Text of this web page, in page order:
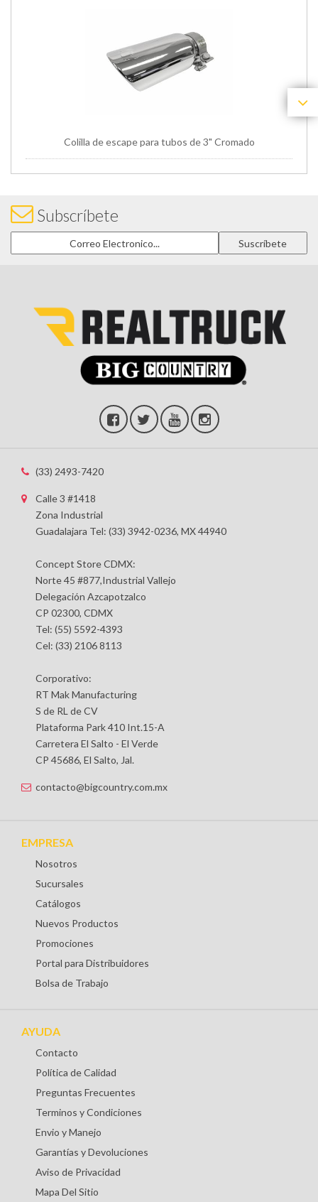
Colilla de escape para tubos de 3" Cromado
Subscríbete
(33) 2493-7420
Calle 3 #1418
Zona Industrial
Guadalajara Tel: (33) 3942-0236, MX 44940
Concept Store CDMX:
Norte 45 #877,Industrial Vallejo
Delegación Azcapotzalco
CP 02300, CDMX
Tel: (55) 5592-4393
Cel: (33) 2106 8113
Corporativo:
RT Mak Manufacturing
S de RL de CV
Plataforma Park 410 Int.15-A
Carretera El Salto - El Verde
CP 45686, El Salto, Jal.
contacto@bigcountry.com.mx
EMPRESA
Nosotros
Sucursales
Catálogos
Nuevos Productos
Promociones
Portal para Distribuidores
Bolsa de Trabajo
AYUDA
Contacto
Política de Calidad
Preguntas Frecuentes
Terminos y Condiciones
Envio y Manejo
Garantías y Devoluciones
Aviso de Privacidad
Mapa Del Sitio